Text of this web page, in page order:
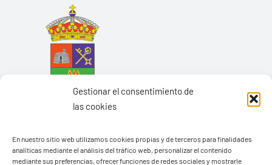
Gestionar el consentimiento de
las cookies
En nuestro sitio web utilizamos cookies propias y de terceros para finalidades
analíticas mediante el análisis del tráfico web, personalizar el contenido
mediante sus preferencias, ofrecer funciones de redes sociales y mostrarle